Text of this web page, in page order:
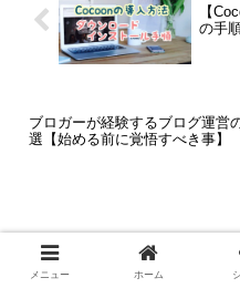
【
の手
ブロガーが経験するブログ運営
選【始める前に覚悟すべき事】
コメント
メニュー ホーム